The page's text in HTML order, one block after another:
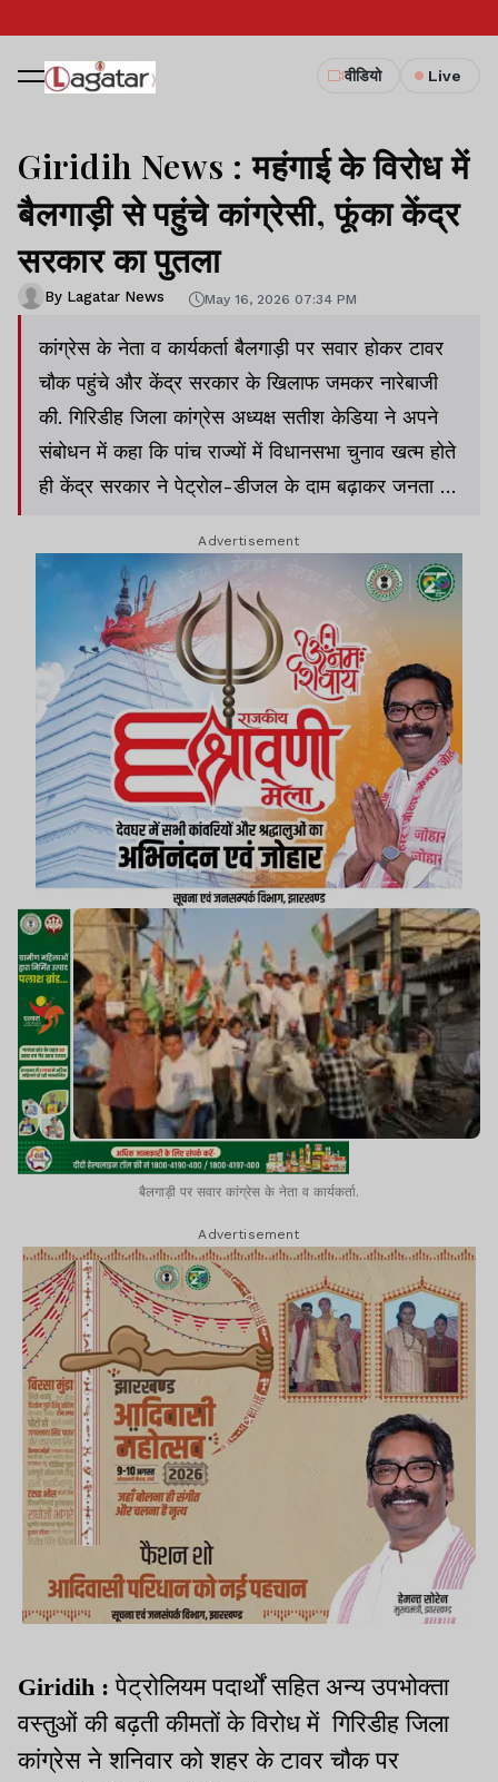
वीडियो Live
Giridih News : महंगाई के विरोध में
बैलगाड़ी से पहुंचे कांग्रेसी, फूंका केंद्र
सरकार का पुतला
By Lagatar News May 16, 2026 07:34 PM
कांग्रेस के नेता व कार्यकर्ता बैलगाड़ी पर सवार होकर टावर
चौक पहुंचे और केंद्र सरकार के खिलाफ जमकर नारेबाजी
की. गिरिडीह जिला कांग्रेस अध्यक्ष सतीश केडिया ने अपने
संबोधन में कहा कि पांच राज्यों में विधानसभा चुनाव खत्म होते
ही केंद्र सरकार ने पेट्रोल-डीजल के दाम बढ़ाकर जनता पर
Advertisement
बैलगाड़ी पर सवार कांग्रेस के नेता व कार्यकर्ता.
Advertisement
Giridih :पेट्रोलियम पदार्थों सहित अन्य उपभोक्ता
वस्तुओं की बढ़ती कीमतों के विरोध में गिरिडीह जिला
कांग्रेस ने शनिवार को शहर के टावर चौक पर